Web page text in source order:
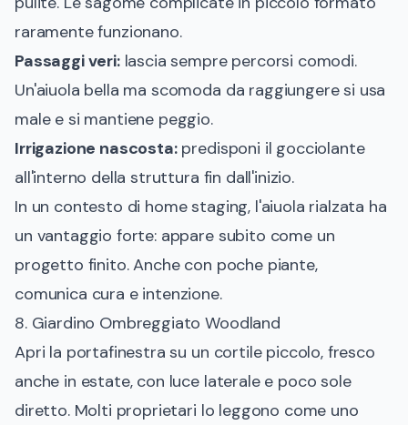
raramente funzionano.
Passaggi veri:lascia sempre percorsi comodi.
Un'aiuola bella ma scomoda da raggiungere si usa
male e si mantiene peggio.
Irrigazione nascosta:predisponi il gocciolante
all'interno della struttura fin dall'inizio.
In un contesto di home staging, l'aiuola rialzata ha
un vantaggio forte: appare subito come un
progetto finito. Anche con poche piante,
comunica cura e intenzione.
8. Giardino Ombreggiato Woodland
Apri la portafinestra su un cortile piccolo, fresco
anche in estate, con luce laterale e poco sole
diretto. Molti proprietari lo leggono come uno